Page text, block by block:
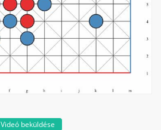
Videó beküldése